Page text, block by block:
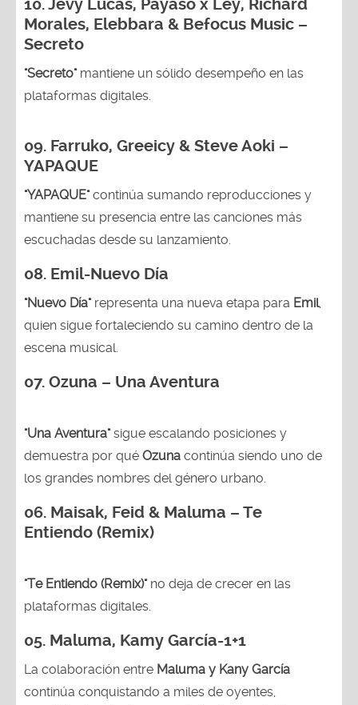
10. Jevy Lucas, Payaso x Ley, Richard
Morales, Elebbara & Befocus Music –
Secreto
"Secreto"mantiene un sólido desempeño en las
plataformas digitales.
09. Farruko, Greeicy & Steve Aoki –
YAPAQUE
"YAPAQUE"continúa sumando reproducciones y
mantiene su presencia entre las canciones más
escuchadas desde su lanzamiento.
08. Emil-Nuevo Día
"Nuevo Día"representa una nueva etapa para Emil,
quien sigue fortaleciendo su camino dentro de la
escena musical.
07. Ozuna – Una Aventura
"Una Aventura"sigue escalando posiciones y
demuestra por qué Ozuna continúa siendo uno de
los grandes nombres del género urbano.
06. Maisak, Feid & Maluma – Te
Entiendo (Remix)
"Te Entiendo (Remix)"no deja de crecer en las
plataformas digitales.
05. Maluma, Kamy García-1+1
La colaboración entre Maluma y Kany García
continúa conquistando a miles de oyentes,